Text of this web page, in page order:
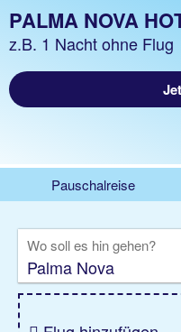
PALMA NOVA
z.B. 1 Woche Hotel inkl.
PALMA NOVA
z.B. 1 Nacht ohne Flug
Pauschalreise
Rundreise
Kreuzfahrt
Gruppenreise
Wo soll es hin gehen?